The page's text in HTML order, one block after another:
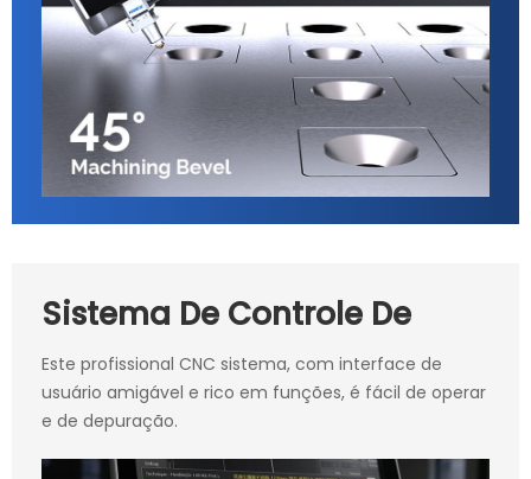
Sistema De Controle De
Este profissional CNC sistema, com interface de
usuário amigável e rico em funções, é fácil de operar
e de depuração.